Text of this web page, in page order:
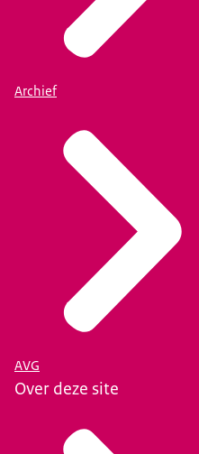
Archief
AVG
Over deze site